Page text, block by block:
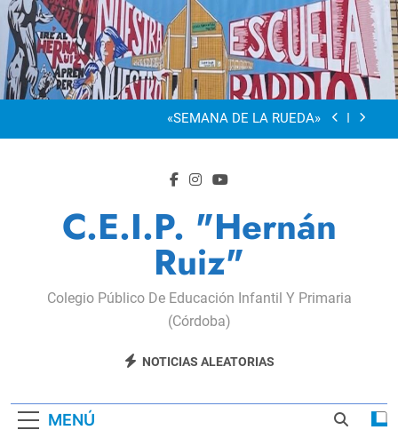
Saltar
al
contenido
“Visibles Sí”
Dia De La Familia
«SEMANA DE LA RUEDA»
Dia De La Familia
«SEMANA DE LA RUEDA»
Apadrinamiento Lector 2026
C.E.I.P. "Hernán
Ruiz"
Colegio Público De Educación Infantil Y Primaria
(Córdoba)
NOTICIAS ALEATORIAS
MENÚ